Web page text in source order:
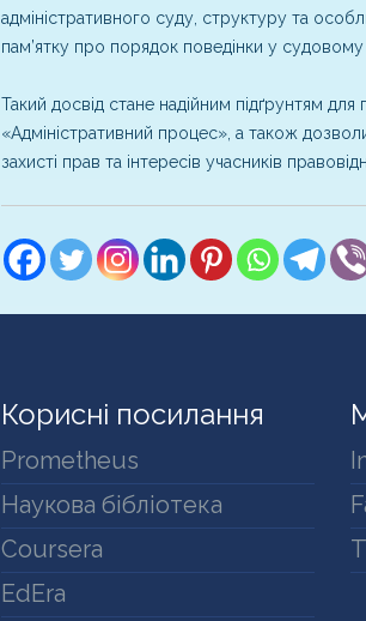
адміністративного суду, структуру та
пам’ятку про порядок поведінки у судовому
Такий досвід стане надійним підґрунтям
«Адміністративний процес», а також
захисті прав та інтересів учасників
Корисні посилання
Prometheus
Наукова бібліотека
Coursera
EdEra